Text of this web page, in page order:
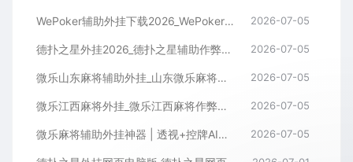
WePoker辅助外挂下载2026_WePoker微扑克透视作弊软件 2026-07-05
德扑之星外挂2026_德扑之星辅助作弊软件_德扑之星透视器下载 2026-07-05
微乐山东麻将辅助外挂_山东微乐麻将作弊软件透视下载 2026-07-05
微乐江西麻将外挂_微乐江西麻将作弊辅助软件 2026-07-05
微乐麻将辅助外挂神器 | 透视+控牌AI智能辅助，轻松连胜全场！ 2026-07-05